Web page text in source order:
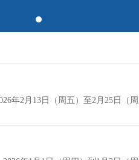
年2月13日（周五）至2月25日（